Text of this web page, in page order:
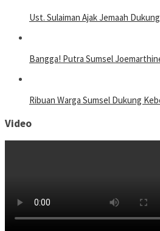
Ust. Sulaiman Ajak Jemaah
Bangga! Putra Sumsel
Ribuan Warga Sumsel Dukung
Video